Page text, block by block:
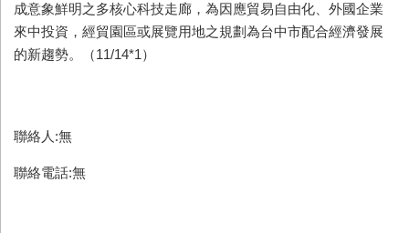
成意象鮮明之多核心科技走廊，為因應貿易自由化、外國企業
來中投資，經貿園區或展覽用地之規劃為台中市配合經濟發展
的新趨勢。（11/14*1）
聯絡人:無
聯絡電話:無